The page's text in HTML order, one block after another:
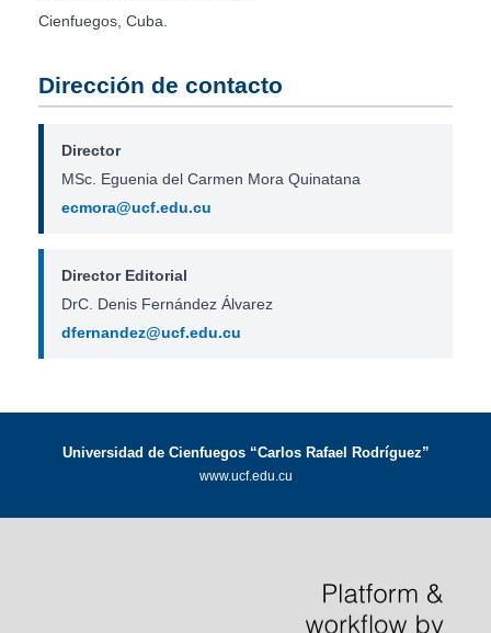
Cienfuegos, Cuba.
Dirección de contacto
Director
MSc. Eguenia del Carmen Mora Quinatana
ecmora@ucf.edu.cu
Director Editorial
DrC. Denis Fernández Álvarez
dfernandez@ucf.edu.cu
Universidad de Cienfuegos “Carlos Rafael Rodríguez”
www.ucf.edu.cu